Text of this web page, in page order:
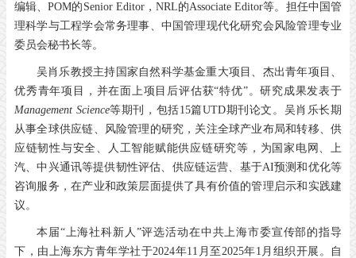
编辑、POM的Senior Editor，NRL的Associate Editor等。担任中国管
理科学与工程学会常务理事、中国管理现代化研究会风险管理专业
委员会秘书长等。
吴肖乐教授主持国家自然科学基金重大项目、杰出青年项目、
优秀青年项目，并在面上项目后评估获“特优”。研究成果发表于
Management Science等期刊，包括15篇UTD期刊论文。吴肖乐长期
从事全球供应链、风险管理的研究，关注全球产业布局和转移、供
应链韧性与安全、人工智能赋能供应链研究等，为国家电网、上
汽、中兴通讯等提供韧性评估、供应链运营、基于AI预测和优化等
咨询服务，在产业和政策层面提供了具有价值的管理启示和实践建
议。
本届“上海社科新人”评选活动在中共上海市委宣传部的指导
下，由上海东方青年学社于2024年11月至2025年1月组织开展。自